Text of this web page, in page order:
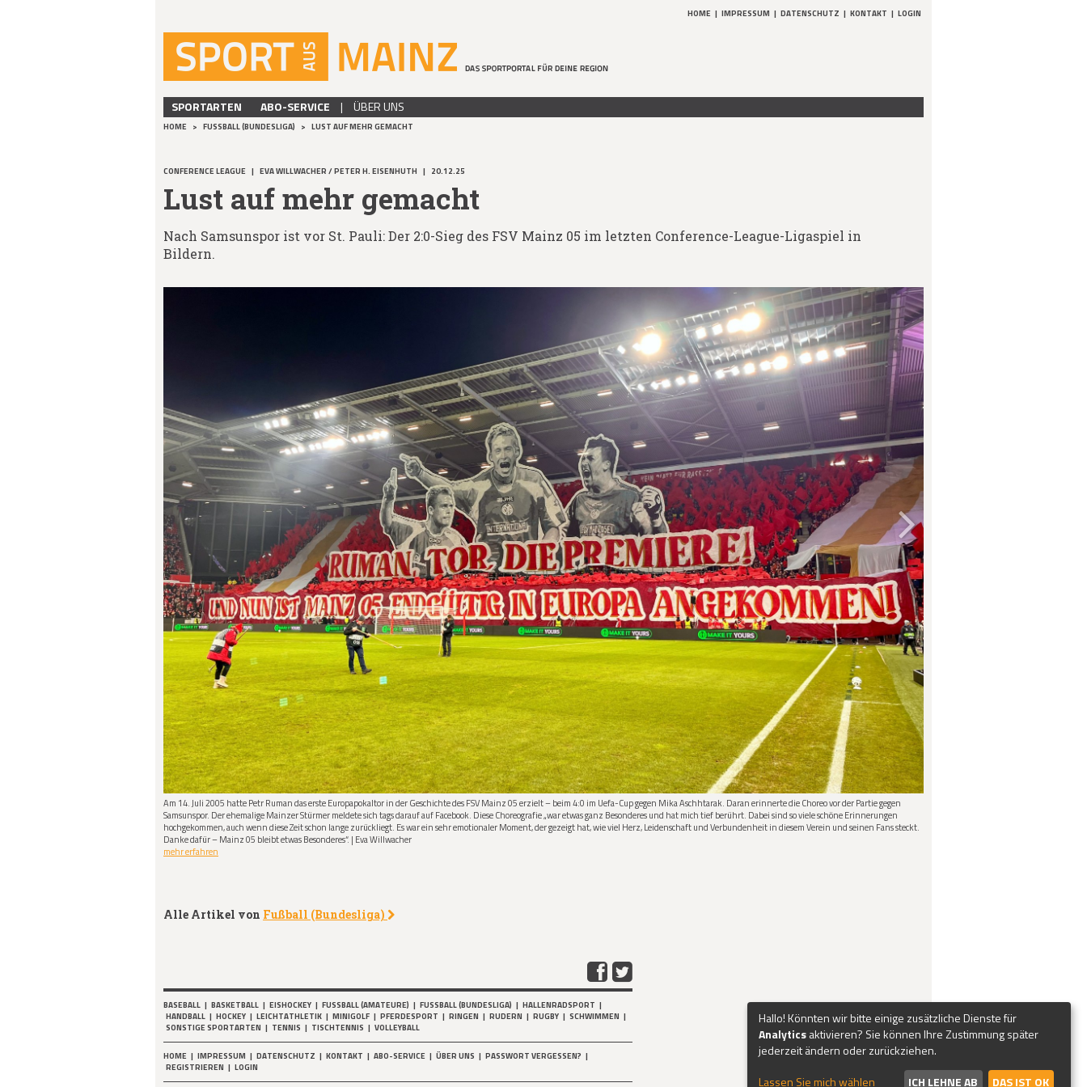
HOME | IMPRESSUM | DATENSCHUTZ | KONTAKT | LOGIN
SPORTARTEN ABO-SERVICE | ÜBER UNS
HOME > FUSSBALL (BUNDESLIGA) > LUST AUF MEHR GEMACHT
CONFERENCE LEAGUE | EVA WILLWACHER / PETER H. EISENHUTH | 20.12.25
Lust auf mehr gemacht
Nach Samsunspor ist vor St. Pauli: Der 2:0-Sieg des FSV Mainz 05 im letzten Conference-League-Ligaspiel in
Bildern.
Am 14. Juli 2005 hatte Petr Ruman das erste Europapokaltor in der Geschichte des FSV Mainz 05 erzielt – beim 4:0 im Uefa-Cup gegen Mika Aschhtarak. Daran erinnerte die Choreo vor der Partie gegen
Samsunspor. Der ehemalige Mainzer Stürmer meldete sich tags darauf auf Facebook. Diese Choreografie „war etwas ganz Besonderes und hat mich tief berührt. Dabei sind so viele schöne Erinnerungen
hochgekommen, auch wenn diese Zeit schon lange zurückliegt. Es war ein sehr emotionaler Moment, der gezeigt hat, wie viel Herz, Leidenschaft und Verbundenheit in diesem Verein und seinen Fans steckt.
Danke dafür – Mainz 05 bleibt etwas Besonderes“. | Eva Willwacher
mehr erfahren
Alle Artikel von Fußball (Bundesliga)
BASEBALL | BASKETBALL | EISHOCKEY | FUSSBALL (AMATEURE) | FUSSBALL (BUNDESLIGA) | HALLENRADSPORT |
HANDBALL | HOCKEY | LEICHTATHLETIK | MINIGOLF | PFERDESPORT | RINGEN | RUDERN | RUGBY | SCHWIMMEN |
SONSTIGE SPORTARTEN | TENNIS | TISCHTENNIS | VOLLEYBALL
HOME | IMPRESSUM | DATENSCHUTZ | KONTAKT | ABO-SERVICE | ÜBER UNS | PASSWORT VERGESSEN? |
REGISTRIEREN | LOGIN
Hallo! Könnten wir bitte einige zusätzliche Dienste für
Analyticsaktivieren? Sie können Ihre Zustimmung später
jederzeit ändern oder zurückziehen.
Lassen Sie mich wählen
ICH LEHNE AB DAS IST OK